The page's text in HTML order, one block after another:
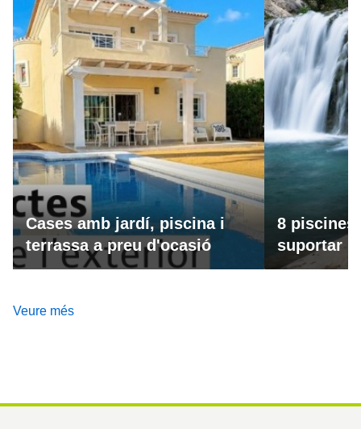
Cases amb jardí, piscina i
terrassa a preu d'ocasió
8 piscines
suportar
Veure més